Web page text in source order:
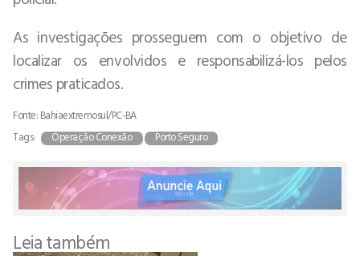
As investigações prosseguem com o objetivo de
localizar os envolvidos e responsabilizá-los pelos
crimes praticados.
Fonte: Bahiaextremosul/PC-BA
Tags:
Operação Conexão Porto Seguro
Leia também